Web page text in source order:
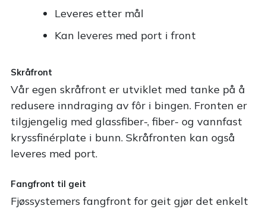
Leveres etter mål
Kan leveres med port i front
Skråfront
Vår egen skråfront er utviklet med tanke på å
redusere inndraging av fôr i bingen. Fronten er
tilgjengelig med glassfiber-, fiber- og vannfast
kryssfinérplate i bunn. Skråfronten kan også
leveres med port.
Fangfront til geit
Fjøssystemers fangfront for geit gjør det enkelt